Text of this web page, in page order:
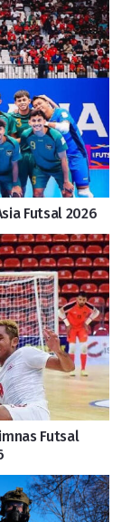
Futsal 2026
Futsal